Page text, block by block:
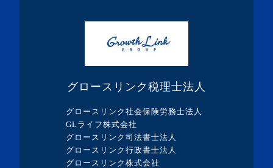
・2023年12月(5記事)
・2023年8月(13記事)
・2023年7月(9記事)
・2023年6月(1記事)
グロースリンク税理士法人
グロースリンク社会保険労務士法人
GLライフ株式会社
グロースリンク司法書士法人
グロースリンク行政書士法人
グロースリンク株式会社